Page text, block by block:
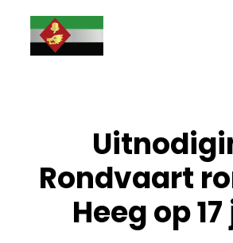
Door
naar
de
Doarpsbelang
Hommerts
Rondvaart
Heeg op